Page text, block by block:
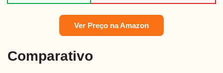
Ver Preço na Amazon
Comparativo